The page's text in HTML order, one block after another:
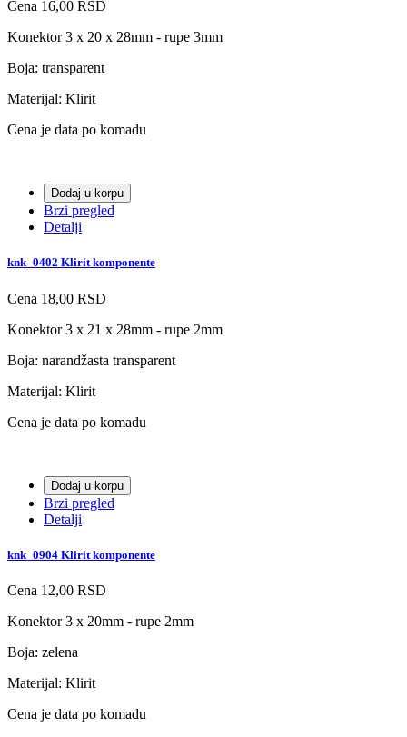
Cena 16,00 RSD
Konektor 3 x 20 x 28mm - rupe 3mm
Boja: transparent
Materijal: Klirit
Cena je data po komadu
Dodaj u korpu
Brzi pregled
Detalji
knk_0402 Klirit komponente
Cena 18,00 RSD
Konektor 3 x 21 x 28mm - rupe 2mm
Boja: narandžasta transparent
Materijal: Klirit
Cena je data po komadu
Dodaj u korpu
Brzi pregled
Detalji
knk_0904 Klirit komponente
Cena 12,00 RSD
Konektor 3 x 20mm - rupe 2mm
Boja: zelena
Materijal: Klirit
Cena je data po komadu